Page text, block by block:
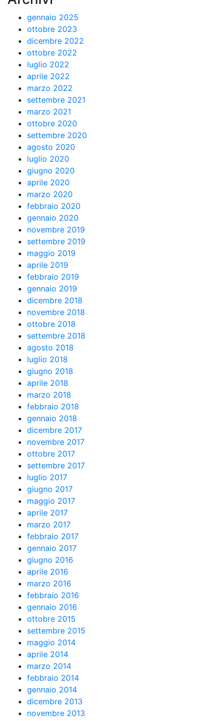
gennaio 2025
ottobre 2023
dicembre 2022
ottobre 2022
luglio 2022
aprile 2022
marzo 2022
settembre 2021
marzo 2021
ottobre 2020
settembre 2020
agosto 2020
luglio 2020
giugno 2020
aprile 2020
marzo 2020
febbraio 2020
gennaio 2020
novembre 2019
settembre 2019
maggio 2019
aprile 2019
febbraio 2019
gennaio 2019
dicembre 2018
novembre 2018
ottobre 2018
settembre 2018
agosto 2018
luglio 2018
giugno 2018
aprile 2018
marzo 2018
febbraio 2018
gennaio 2018
dicembre 2017
novembre 2017
ottobre 2017
settembre 2017
luglio 2017
giugno 2017
maggio 2017
aprile 2017
marzo 2017
febbraio 2017
gennaio 2017
giugno 2016
aprile 2016
marzo 2016
febbraio 2016
gennaio 2016
ottobre 2015
settembre 2015
maggio 2014
aprile 2014
marzo 2014
febbraio 2014
gennaio 2014
dicembre 2013
novembre 2013